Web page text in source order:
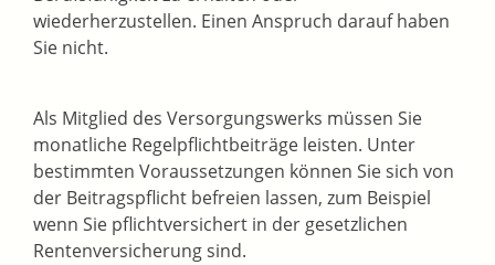
wiederherzustellen. Einen Anspruch darauf haben
Sie nicht.
Als Mitglied des Versorgungswerks müssen Sie
monatliche Regelpflichtbeiträge leisten. Unter
bestimmten Voraussetzungen können Sie sich von
der Beitragspflicht befreien lassen, zum Beispiel
wenn Sie pflichtversichert in der gesetzlichen
Rentenversicherung sind.